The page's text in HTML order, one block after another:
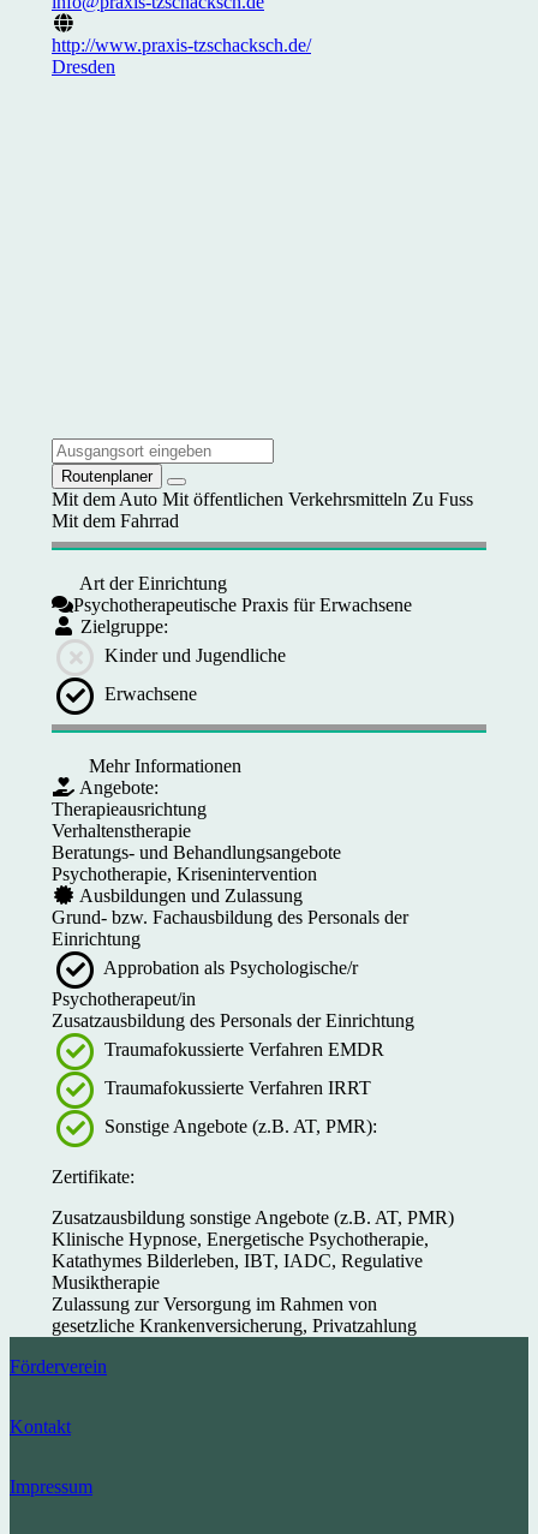
http://www.praxis-tzschacksch.de/
Dresden
Routenplaner
Mit dem Auto Mit öffentlichen Verkehrsmitteln Zu Fuss
Mit dem Fahrrad
Art der Einrichtung
Psychotherapeutische Praxis für Erwachsene
Zielgruppe:
Kinder und Jugendliche
Erwachsene
Mehr Informationen
Angebote:
Therapieausrichtung
Verhaltenstherapie
Beratungs- und Behandlungsangebote
Psychotherapie, Krisenintervention
Ausbildungen und Zulassung
Grund- bzw. Fachausbildung des Personals der
Einrichtung
Approbation als Psychologische/r
Psychotherapeut/in
Zusatzausbildung des Personals der Einrichtung
Traumafokussierte Verfahren EMDR
Traumafokussierte Verfahren IRRT
Sonstige Angebote (z.B. AT, PMR):
Zertifikate:
Zusatzausbildung sonstige Angebote (z.B. AT, PMR)
Klinische Hypnose, Energetische Psychotherapie,
Katathymes Bilderleben, IBT, IADC, Regulative
Musiktherapie
Zulassung zur Versorgung im Rahmen von
gesetzliche Krankenversicherung, Privatzahlung
Förderverein
Kontakt
Impressum